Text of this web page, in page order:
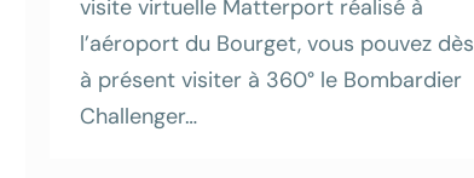
visite virtuelle Matterport réalisé à
l’aéroport du Bourget, vous pouvez dès
à présent visiter à 360° le Bombardier
Challenger…